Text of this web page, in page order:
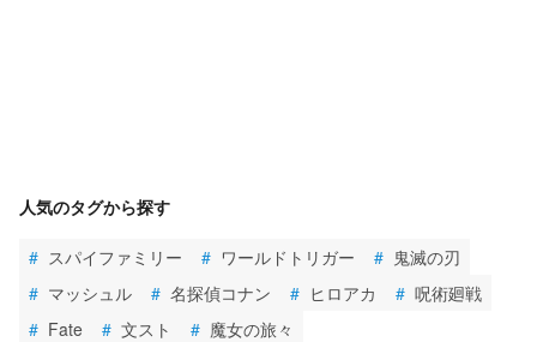
人気のタグから探す
# スパイファミリー # ワールドトリガー # 鬼滅の刃
# マッシュル # 名探偵コナン # ヒロアカ # 呪術廻戦
# Fate # 文スト # 魔女の旅々